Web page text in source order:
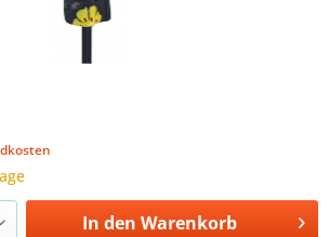
In den Warenkorb